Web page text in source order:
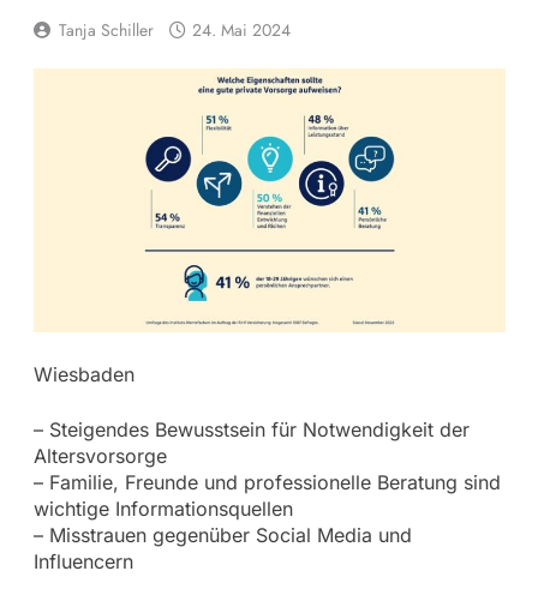
Tanja Schiller 24. Mai 2024
Wiesbaden
– Steigendes Bewusstsein für Notwendigkeit der
Altersvorsorge
– Familie, Freunde und professionelle Beratung sind
wichtige Informationsquellen
– Misstrauen gegenüber Social Media und
Influencern